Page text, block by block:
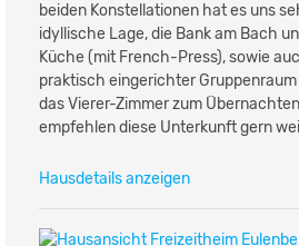
beiden Konstellationen hat es uns
idyllische Lage, die Bank am Bach
Küche (mit French-Press), sowie
praktisch eingerichter Gruppenraum
das Vierer-Zimmer zum
empfehlen diese Unterkunft gern
Hausdetails anzeigen